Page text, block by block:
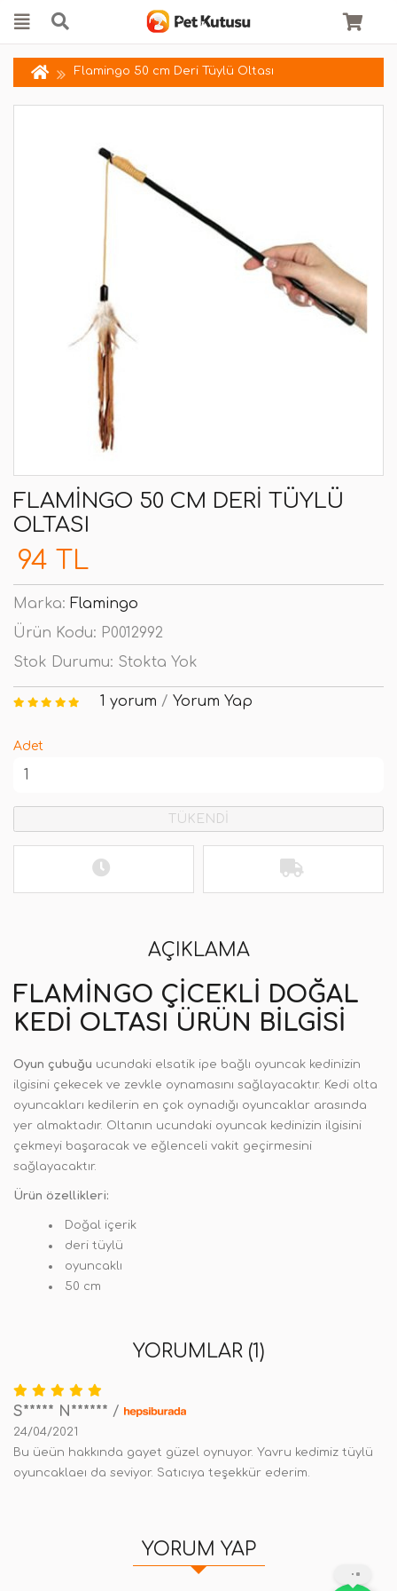
Flamingo 50 cm Deri Tüylü Oltası
FLAMINGO 50 CM DERI TÜYLÜ
OLTASI
94 TL
Marka: Flamingo
Ürün Kodu: P0012992
Stok Durumu: Stokta Yok
1 yorum / Yorum Yap
Adet
TÜKENDİ
AÇIKLAMA
FLAMINGO ÇICEKLI DOĞAL
KEDI OLTASI ÜRÜN BILGISI
Oyun çubuğu ucundaki elsatik ipe bağlı oyuncak kedinizin
ilgisini çekecek ve zevkle oynamasını sağlayacaktır. Kedi olta
oyuncakları kedilerin en çok oynadığı oyuncaklar arasında
yer almaktadır. Oltanın ucundaki oyuncak kedinizin ilgisini
çekmeyi başaracak ve eğlenceli vakit geçirmesini
sağlayacaktır.
Ürün özellikleri:
Doğal içerik
deri tüylü
oyuncaklı
50 cm
YORUMLAR (1)
S***** N****** /
24/04/2021
Bu üeün hakkında gayet güzel oynuyor. Yavru kedimiz tüylü
oyuncaklaeı da seviyor. Satıcıya teşekkür ederim.
YORUM YAP